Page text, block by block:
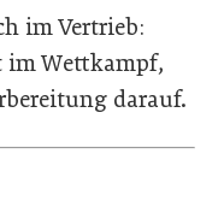
im Vertrieb:
im Wettkampf,
darauf.